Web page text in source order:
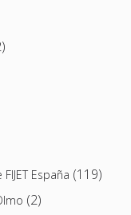
España (119)
(2)